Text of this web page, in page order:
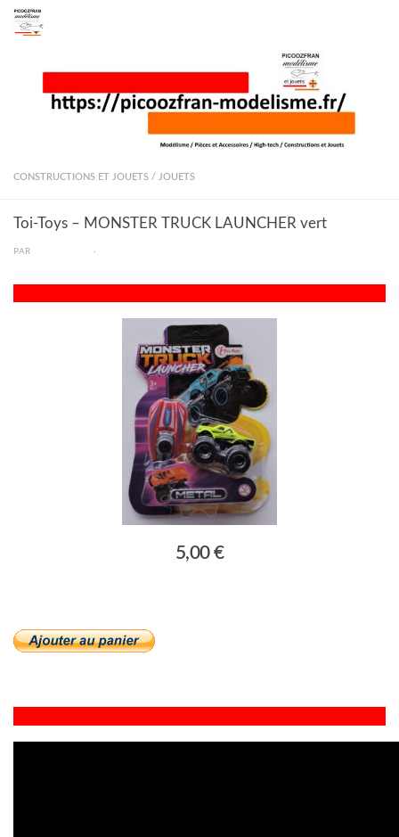
Skip to content
CONSTRUCTIONS ET JOUETS / JOUETS
Toi-Toys – MONSTER TRUCK LAUNCHER vert
PAR ·
5,00 €